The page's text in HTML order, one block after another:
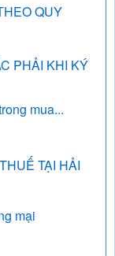
QUY
PHẢI KHI KÝ
mua...
TẠI HẢI
mại